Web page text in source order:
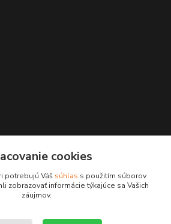
cookies
potrebujú Váš súhlas s použitím súborov
zobrazovať informácie týkajúce sa Vašich
záujmov.